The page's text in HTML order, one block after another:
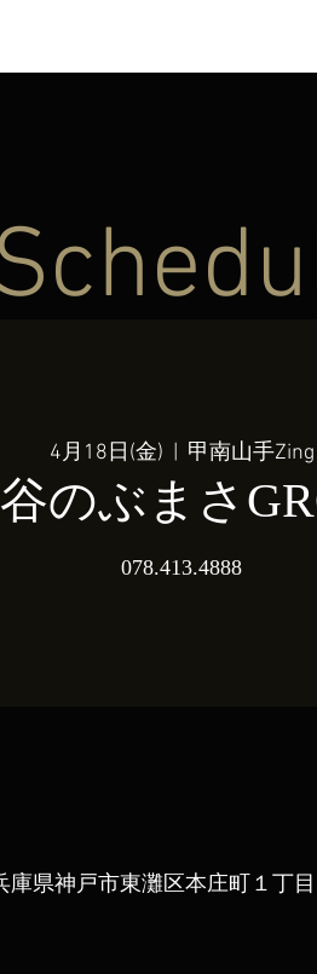
4月18日(金) 甲南山手Zing
のぶまさ
078.413.4888
庫県神戸市東灘区本庄町１丁目